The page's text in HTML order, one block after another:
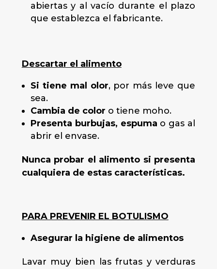
abiertas y al vacío durante el plazo
que establezca el fabricante.
Descartar el alimento
Si tiene mal olor, por más leve que
sea.
Cambia de color o tiene moho.
Presenta burbujas, espuma o gas al
abrir el envase.
Nunca probar el alimento si presenta
cualquiera de estas características.
PARA PREVENIR EL BOTULISMO
Asegurar la higiene de alimentos
Lavar muy bien las frutas y verduras